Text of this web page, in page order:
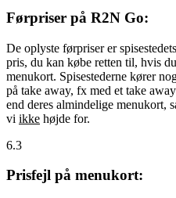
Førpriser på R2N Go:
De oplyste førpriser er
pris, du kan købe retten til, hvis
menukort. Spisestederne kører
på take away, fx med et take
end deres almindelige menukort,
vi ikke højde for.
6.3
Prisfejl på menukort: